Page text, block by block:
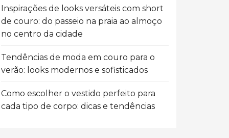
Inspirações de looks versáteis com short
de couro: do passeio na praia ao almoço
no centro da cidade
Tendências de moda em couro para o
verão: looks modernos e sofisticados
Como escolher o vestido perfeito para
cada tipo de corpo: dicas e tendências